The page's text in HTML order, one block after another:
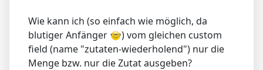
Wie kann ich (so einfach wie möglich, da
blutiger Anfänger
) vom gleichen custom
field (name "zutaten-wiederholend") nur die
Menge bzw. nur die Zutat ausgeben?